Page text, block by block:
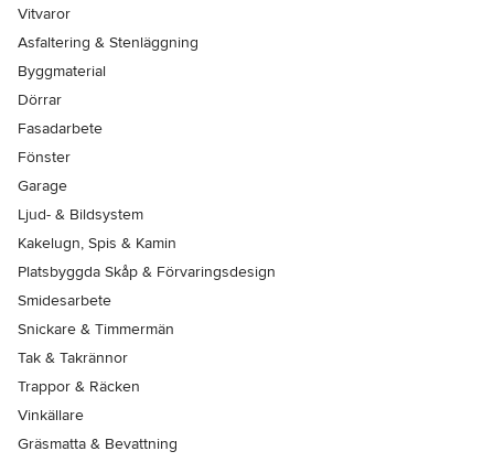
Vitvaror
Asfaltering & Stenläggning
Byggmaterial
Dörrar
Fasadarbete
Fönster
Garage
Ljud- & Bildsystem
Kakelugn, Spis & Kamin
Platsbyggda Skåp & Förvaringsdesign
Smidesarbete
Snickare & Timmermän
Tak & Takrännor
Trappor & Räcken
Vinkällare
Gräsmatta & Bevattning